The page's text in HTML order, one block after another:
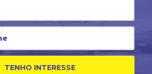
TENHO INTERESSE